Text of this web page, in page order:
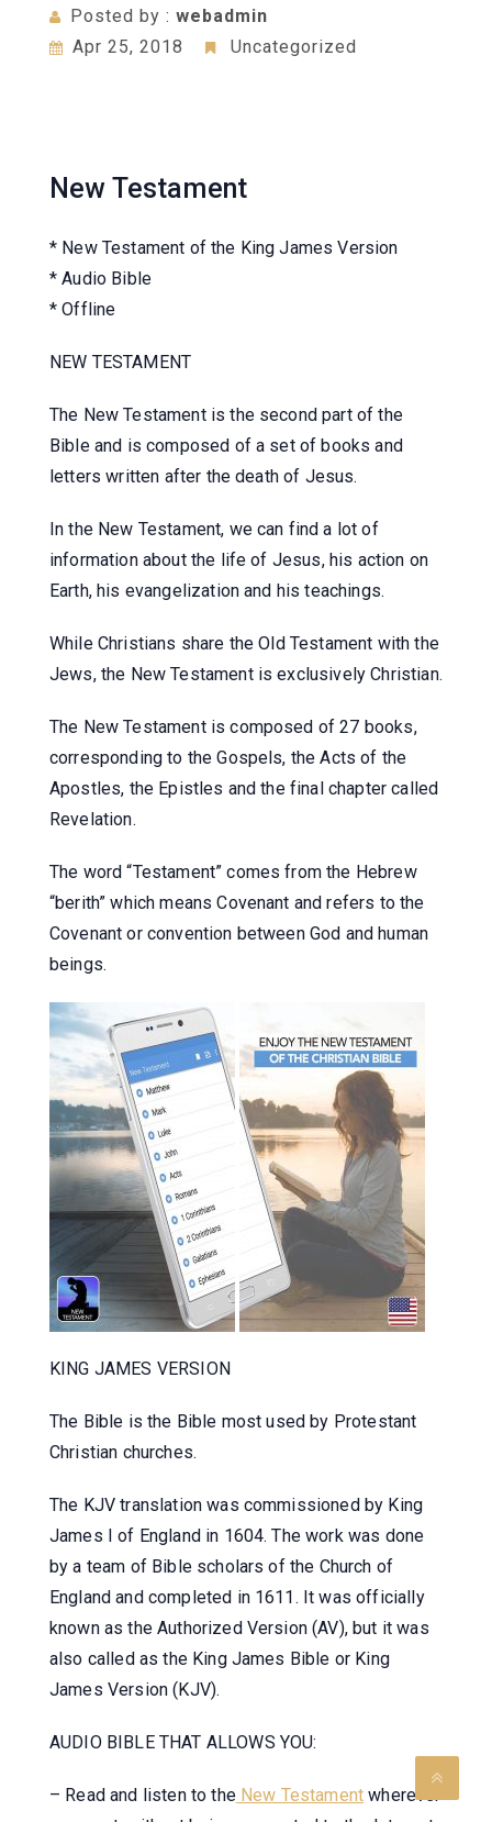
Posted by : webadmin
Apr 25, 2018
Uncategorized
New Testament
* New Testament of the King James Version
* Audio Bible
* Offline
NEW TESTAMENT
The New Testament is the second part of the
Bible and is composed of a set of books and
letters written after the death of Jesus.
In the New Testament, we can find a lot of
information about the life of Jesus, his action on
Earth, his evangelization and his teachings.
While Christians share the Old Testament with the
Jews, the New Testament is exclusively Christian.
The New Testament is composed of 27 books,
corresponding to the Gospels, the Acts of the
Apostles, the Epistles and the final chapter called
Revelation.
The word “Testament” comes from the Hebrew
“berith” which means Covenant and refers to the
Covenant or convention between God and human
beings.
KING JAMES VERSION
The Bible is the Bible most used by Protestant
Christian churches.
The KJV translation was commissioned by King
James I of England in 1604. The work was done
by a team of Bible scholars of the Church of
England and completed in 1611. It was officially
known as the Authorized Version (AV), but it was
also called as the King James Bible or King
James Version (KJV).
AUDIO BIBLE THAT ALLOWS YOU:
– Read and listen to theNew Testament wherever